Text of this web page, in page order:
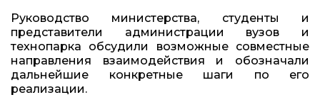
Руководство министерства, студенты и
представители администрации вузов и
технопарка обсудили возможные совместные
направления взаимодействия и обозначали
дальнейшие конкретные шаги по его
реализации.